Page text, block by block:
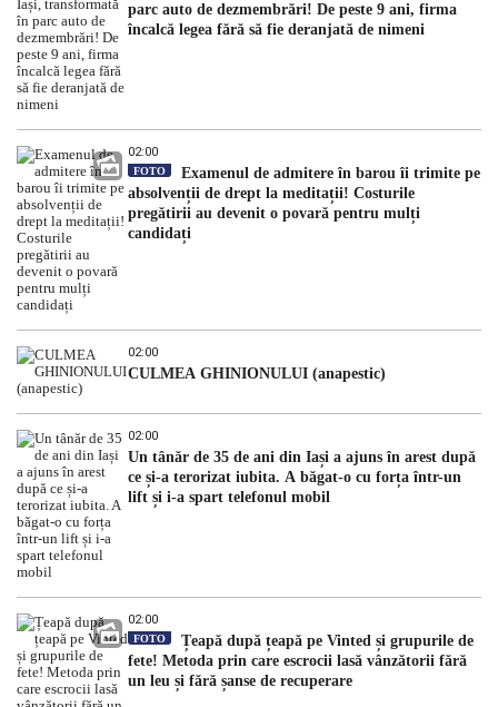
parc auto de dezmembrări! De peste 9 ani, firma
încalcă legea fără să fie deranjată de nimeni
02:00
FOTO
Examenul de admitere în barou îi trimite pe
absolvenții de drept la meditații! Costurile
pregătirii au devenit o povară pentru mulți
candidați
02:00
CULMEA GHINIONULUI (anapestic)
02:00
Un tânăr de 35 de ani din Iași a ajuns în arest după
ce și-a terorizat iubita. A băgat-o cu forța într-un
lift și i-a spart telefonul mobil
02:00
FOTO
Țeapă după țeapă pe Vinted și grupurile de
fete! Metoda prin care escrocii lasă vânzătorii fără
un leu și fără șanse de recuperare